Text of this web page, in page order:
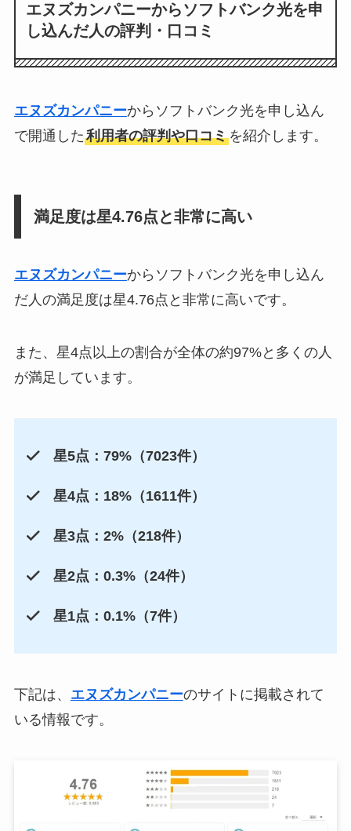
エヌズカンパニーからソフトバンク光を申
し込んだ人の評判・口コミ
エヌズカンパニーからソフトバンク光を申し込ん
で開通した利用者の評判や口コミを紹介します。
満足度は星4.76点と非常に高い
エヌズカンパニーからソフトバンク光を申し込ん
だ人の満足度は星4.76点と非常に高いです。
また、星4点以上の割合が全体の約97%と多くの人
が満足しています。
星5点：79%（7023件）
星4点：18%（1611件）
星3点：2%（218件）
星2点：0.3%（24件）
星1点：0.1%（7件）
下記は、 エヌズカンパニーのサイトに掲載されて
いる情報です。